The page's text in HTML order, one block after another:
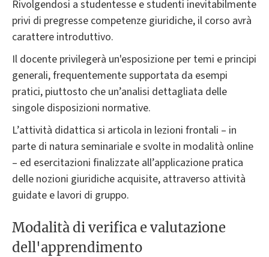
Rivolgendosi a studentesse e studenti inevitabilmente
privi di pregresse competenze giuridiche, il corso avrà
carattere introduttivo.
Il docente privilegerà un'esposizione per temi e principi
generali, frequentemente supportata da esempi
pratici, piuttosto che un’analisi dettagliata delle
singole disposizioni normative.
L’attività didattica si articola in lezioni frontali – in
parte di natura seminariale e svolte in modalità online
– ed esercitazioni finalizzate all’applicazione pratica
delle nozioni giuridiche acquisite, attraverso attività
guidate e lavori di gruppo.
Modalità di verifica e valutazione
dell'apprendimento